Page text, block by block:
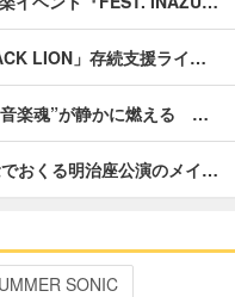
LION」存続支援ライ…
楽魂”が静かに燃える …
おくる明治座公演のメイ…
SONIC